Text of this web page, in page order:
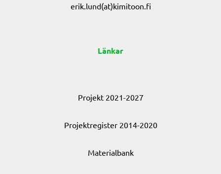
erik.lund(at)kimitoon.fi
Länkar
Projekt 2021-2027
Projektregister 2014-2020
Materialbank